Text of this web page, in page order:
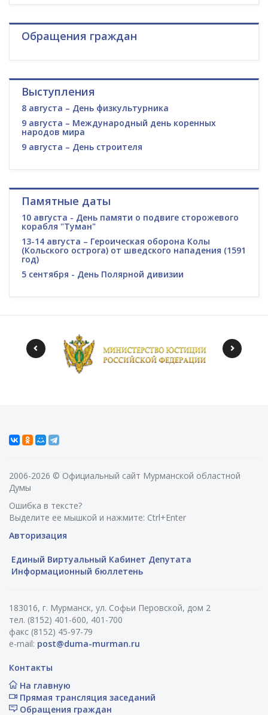
Обращения граждан
Выступления
8 августа – День физкультурника
9 августа – Международный день коренных
народов мира
9 августа – День строителя
Памятные даты
10 августа - День памяти о подвиге сторожевого
корабля "Туман"
13-14 августа – Героическая оборона Колы
(Кольского острога) от шведского нападения (1591
год)
5 сентября - День Полярной дивизии
2006-2026 © Официальный сайт Мурманской областной
Думы
Ошибка в тексте?
Выделите ее мышкой и нажмите: Ctrl+Enter
Авторизация
Единый Виртуальный Кабинет Депутата
Информационный бюллетень
183016, г. Мурманск, ул. Софьи Перовской, дом 2
тел. (8152) 401-600, 401-700
факс (8152) 45-97-79
e-mail: post@duma-murman.ru
Контакты
На главную
Прямая трансляция заседаний
Обращения граждан